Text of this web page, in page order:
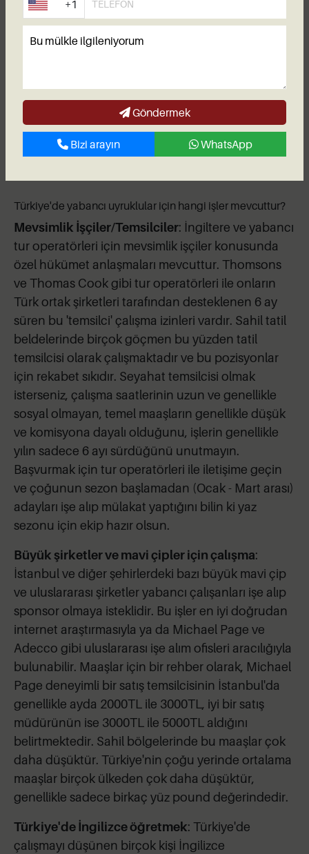
Yabancı uyrukluların Türkiye'de yapması yasak olan bazı
vatandaşlarına ait olup yabancıların istihdam
edilmesi yasaktır. Bu işler; doktorlar, diş hekimleri,
eczacılar, avukatlar ve optisyenler gibi üst düzey
meslekleri içerir.
Türkiye'de yabancı uyruklular için hangi işler mevcuttur?
Mevsimlik İşçiler/Temsilciler: İngiltere ve yabancı
tur operatörleri için mevsimlik işçiler konusunda
özel hükümet anlaşmaları mevcuttur. Thomsons
ve Thomas Cook gibi tur operatörleri ile onların
Türk ortak şirketleri tarafından desteklenen 6 ay
süren bu 'temsilci' çalışma izinleri vardır. Sahil tatil
beldelerinde birçok göçmen bu yüzden tatil
temsilcisi olarak çalışmaktadır ve bu pozisyonlar
için rekabet sıkıdır. Seyahat temsilcisi olmak
isterseniz, çalışma saatlerinin uzun ve genellikle
sosyal olmayan, temel maaşların genellikle düşük
ve komisyona dayalı olduğunu, işlerin genellikle
yılın sadece 6 ayı sürdüğünü unutmayın.
Başvurmak için tur operatörleri ile iletişime geçin
ve çoğunun sezon başlamadan (Ocak - Mart arası)
adayları işe alıp mülakat yaptığını bilin ki yaz
sezonu için ekip hazır olsun.
Büyük şirketler ve mavi çipler için çalışma:
İstanbul ve diğer şehirlerdeki bazı büyük mavi çip
ve uluslararası şirketler yabancı çalışanları işe alıp
sponsor olmaya isteklidir. Bu işler en iyi doğrudan
internet araştırmasıyla ya da Michael Page ve
Adecco gibi uluslararası işe alım ofisleri aracılığıyla
bulunabilir. Maaşlar için bir rehber olarak, Michael
Page deneyimli bir satış temsilcisinin İstanbul'da
genellikle ayda 2000TL ile 3000TL, iyi bir satış
müdürünün ise 3000TL ile 5000TL aldığını
belirtmektedir. Sahil bölgelerinde bu maaşlar çok
daha düşüktür. Türkiye'nin çoğu yerinde ortalama
maaşlar birçok ülkeden çok daha düşüktür,
genellikle sadece birkaç yüz pound değerindedir.
Türkiye'de İngilizce öğretmek: Türkiye'de
çalışmayı düşünen birçok kişi İngilizce
+1
Göndermek
Bizi arayın WhatsApp